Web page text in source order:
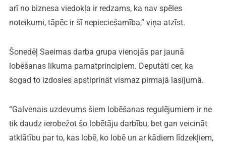
arī no biznesa viedokļa ir redzams, ka nav spēles
noteikumi, tāpēc ir šī nepieciešamība,” viņa atzīst.
Šonedēļ Saeimas darba grupa vienojās par jaunā
lobēšanas likuma pamatprincipiem. Deputāti cer, ka
šogad to izdosies apstiprināt vismaz pirmajā lasījumā.
“Galvenais uzdevums šiem lobēšanas regulējumiem ir ne
tik daudz ierobežot šo lobētāju darbību, bet gan veicināt
atklātību par to, kas lobē, ko lobē un ar kādiem līdzekļiem,